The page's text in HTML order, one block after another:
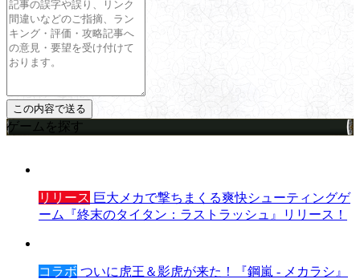
ゲームを探す
リリース 巨大メカで撃ちまくる爽快シューティングゲ
ーム『終末のタイタン：ラストラッシュ』リリース！
コラボ ついに虎王＆影虎が来た！『鋼嵐 - メカラシ』